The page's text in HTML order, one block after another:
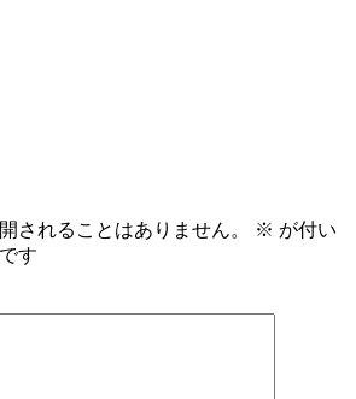
されることはありません。 ※ が付い
す